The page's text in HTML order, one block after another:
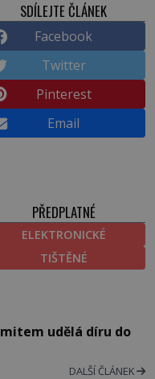
SDÍLEJTE ČLÁNEK
Facebook
Twitter
Pinterest
Email
PŘEDPLATNÉ
ELEKTRONICKÉ
TIŠTĚNÉ
udělá díru do
DALŠÍ ČLÁNEK